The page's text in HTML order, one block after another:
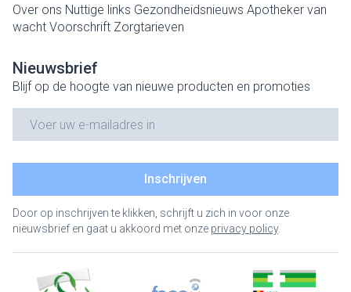
Over ons Nuttige links Gezondheidsnieuws Apotheker van
wacht Voorschrift Zorgtarieven
Nieuwsbrief
Blijf op de hoogte van nieuwe producten en promoties
Inschrijven
Door op inschrijven te klikken, schrijft u zich in voor onze
nieuwsbrief en gaat u akkoord met onze privacy policy.